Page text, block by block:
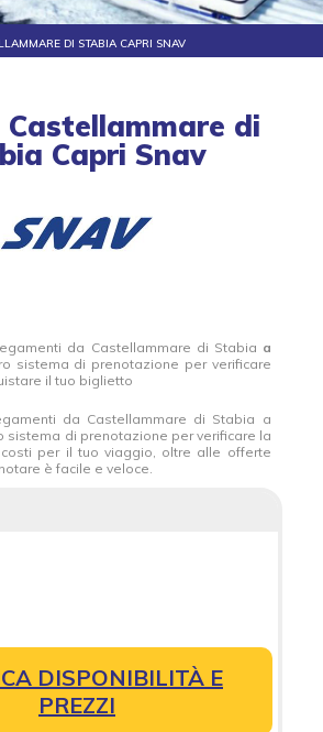
DI STABIA CAPRI SNAV
di
Capri Snav
da Castellammare di Stabia a
sistema di prenotazione per verificare
il tuo biglietto
da Castellammare di Stabia a
sistema di prenotazione per verificare la
per il tuo viaggio, oltre alle offerte
è facile e veloce.
DISPONIBILITÀ E
PREZZI